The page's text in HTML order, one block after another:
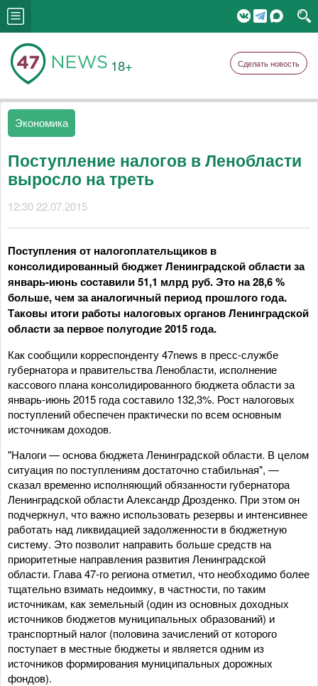
18+ Сделать новость
Экономика
Поступление налогов в Ленобласти
выросло на треть
12:30 22.07.2015
Поступления от налогоплательщиков в
консолидированный бюджет Ленинградской области за
январь-июнь составили 51,1 млрд руб. Это на 28,6 %
больше, чем за аналогичный период прошлого года.
Таковы итоги работы налоговых органов Ленинградской
области за первое полугодие 2015 года.
Как сообщили корреспонденту 47news в пресс-службе
губернатора и правительства Ленобласти, исполнение
кассового плана консолидированного бюджета области за
январь-июнь 2015 года составило 132,3%. Рост налоговых
поступлений обеспечен практически по всем основным
источникам доходов.
"Налоги — основа бюджета Ленинградской области. В целом
ситуация по поступлениям достаточно стабильная", —
сказал временно исполняющий обязанности губернатора
Ленинградской области Александр Дрозденко. При этом он
подчеркнул, что важно использовать резервы и интенсивнее
работать над ликвидацией задолженности в бюджетную
систему. Это позволит направить больше средств на
приоритетные направления развития Ленинградской
области. Глава 47-го региона отметил, что необходимо более
тщательно взимать недоимку, в частности, по таким
источникам, как земельный (один из основных доходных
источников бюджетов муниципальных образований) и
транспортный налог (половина зачислений от которого
поступает в местные бюджеты и является одним из
источников формирования муниципальных дорожных
фондов).